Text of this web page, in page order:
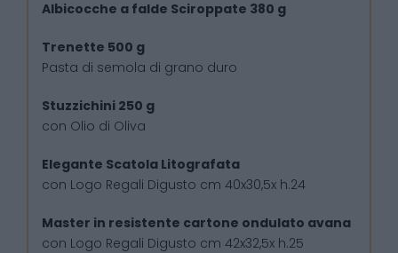
Albicocche a falde Sciroppate 380 g
Trenette 500 g
Pasta di semola di grano duro
Stuzzichini 250 g
con Olio di Oliva
Elegante Scatola Litografata
con Logo Regali Digusto cm 40x30,5x h.24
Master in resistente cartone ondulato avana
con Logo Regali Digusto cm 42x32,5x h.25